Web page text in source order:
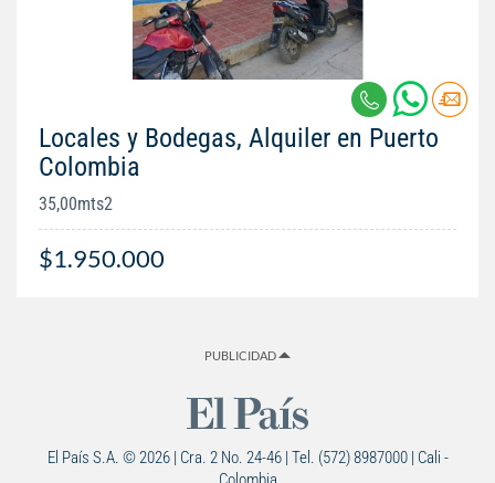
Locales y Bodegas, Alquiler en Puerto
Colombia
35,00mts2
$1.950.000
PUBLICIDAD
El País S.A. © 2026 | Cra. 2 No. 24-46 | Tel. (572) 8987000 | Cali -